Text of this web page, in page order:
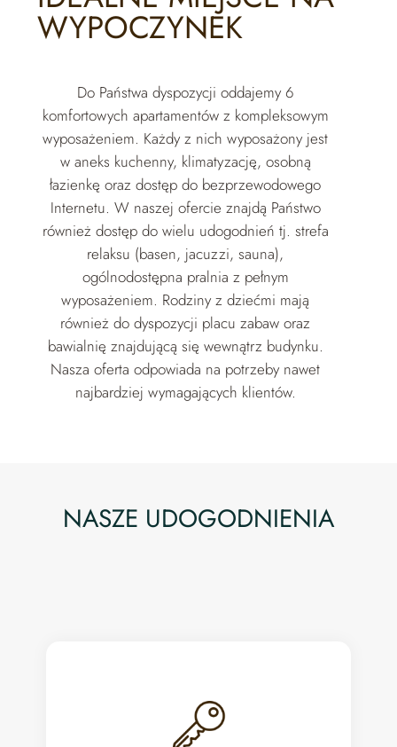
WYPOCZYNEK
Do Państwa dyspozycji oddajemy 6
komfortowych apartamentów z kompleksowym
wyposażeniem. Każdy z nich wyposażony jest
w aneks kuchenny, klimatyzację, osobną
łazienkę oraz dostęp do bezprzewodowego
Internetu. W naszej ofercie znajdą Państwo
również dostęp do wielu udogodnień tj. strefa
relaksu (basen, jacuzzi, sauna),
ogólnodostępna pralnia z pełnym
wyposażeniem. Rodziny z dziećmi mają
również do dyspozycji placu zabaw oraz
bawialnię znajdującą się wewnątrz budynku.
Nasza oferta odpowiada na potrzeby nawet
najbardziej wymagających klientów.
NASZE UDOGODNIENIA